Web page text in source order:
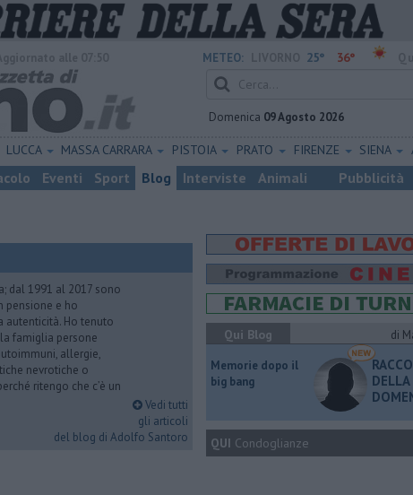
METEO: 25° 36°
Domenica 09 Agosto 2026
LUCCA MASSA CARRARA PISTOIA PRATO FIRENZE SIENA
Eventi Sport Blog Interviste Animali Pubblicità
dal 1991 al 2017 sono
pensione e ho
autenticità. Ho tenuto
famiglia persone
allergie,
nevrotiche o
ritengo che c’è un
Vedi tutti
gli articoli
del blog di Adolfo Santoro
Qui Blog
di
Memorie dopo il
big bang
DELLA
QUI Condoglianze